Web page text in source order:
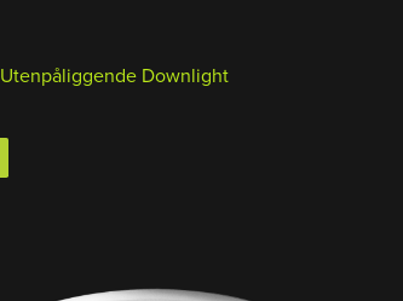
Utenpåliggende Downlight